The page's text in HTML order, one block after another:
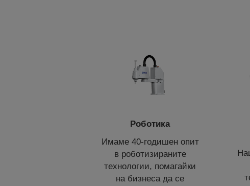
Роботика
Имаме 40-годишен опит
в роботизираните
технологии, помагайки
на бизнеса да се